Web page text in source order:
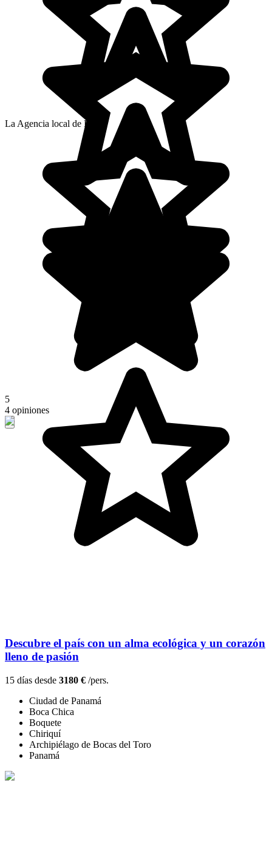
La Agencia local de Leidy
5
4 opiniones
Descubre el país con un alma ecológica y un corazón
lleno de pasión
15 días desde 3180 € /pers.
Ciudad de Panamá
Boca Chica
Boquete
Chiriquí
Archipiélago de Bocas del Toro
Panamá